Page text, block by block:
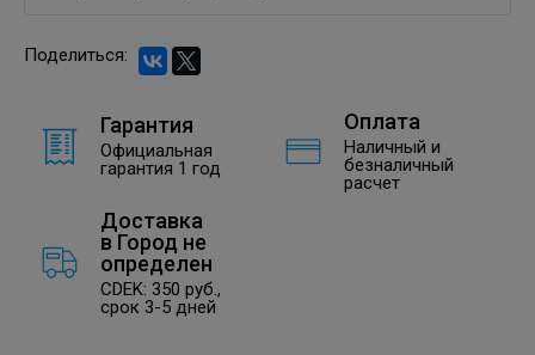
Поделиться:
Гарантия
Официальная
гарантия 1 год
Оплата
Наличный и
безналичный
расчет
Доставка
в Город не
определен
CDEK: 350 руб.,
срок 3-5 дней